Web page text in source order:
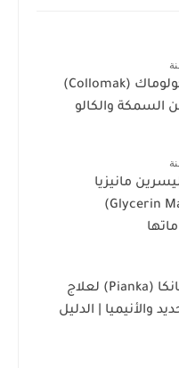
محلول كولوماك (Collomak)
السمكة والكالو
مانيزيا
(Glycerin Magnesia)
شراب بيانكا (Pianka) لعلاج
والأنيميا | الدليل